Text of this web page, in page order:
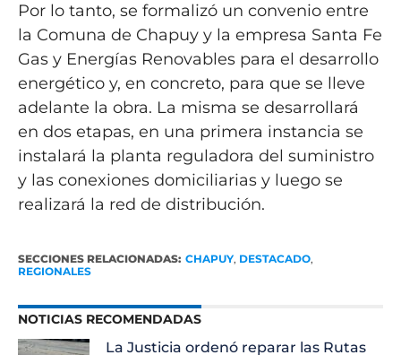
Por lo tanto, se formalizó un convenio entre
la Comuna de Chapuy y la empresa Santa Fe
Gas y Energías Renovables para el desarrollo
energético y, en concreto, para que se lleve
adelante la obra. La misma se desarrollará
en dos etapas, en una primera instancia se
instalará la planta reguladora del suministro
y las conexiones domiciliarias y luego se
realizará la red de distribución.
SECCIONES RELACIONADAS: CHAPUY, DESTACADO,
REGIONALES
NOTICIAS RECOMENDADAS
La Justicia ordenó reparar las Rutas